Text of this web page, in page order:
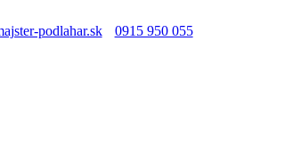
podlahar.sk
0915 950 055